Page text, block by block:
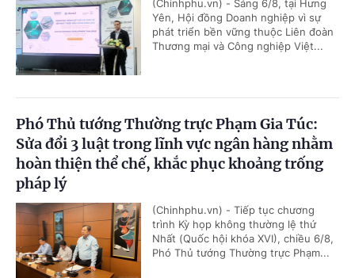
(Chinhphu.vn) - Sáng 6/8, tại Hưng
Yên, Hội đồng Doanh nghiệp vì sự
phát triển bền vững thuộc Liên đoàn
Thương mại và Công nghiệp Việt...
Phó Thủ tướng Thường trực Phạm Gia Túc:
Sửa đổi 3 luật trong lĩnh vực ngân hàng nhằm
hoàn thiện thể chế, khắc phục khoảng trống
pháp lý
(Chinhphu.vn) - Tiếp tục chương
trình Kỳ họp không thường lệ thứ
Nhất (Quốc hội khóa XVI), chiều 6/8,
Phó Thủ tướng Thường trực Phạm...